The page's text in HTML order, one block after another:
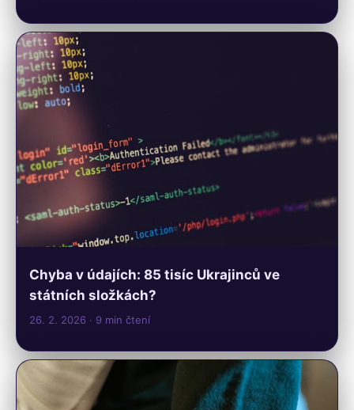
Chyba v údajích: 85 tisíc Ukrajinců ve
státních složkách?
26. 2. 2026 · 9 min čtení